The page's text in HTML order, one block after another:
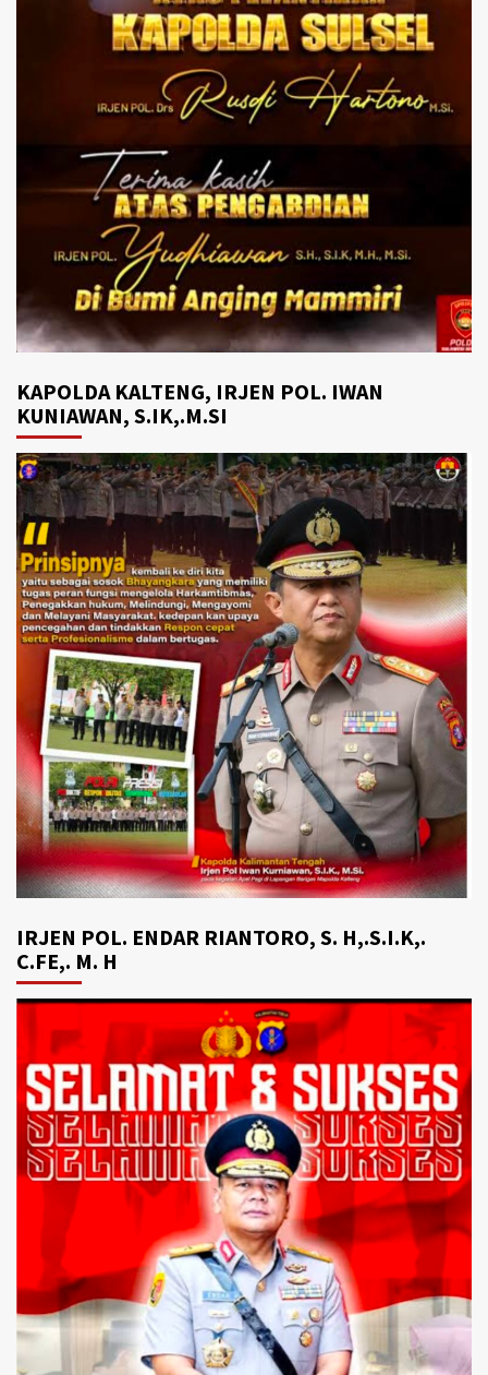
KAPOLDA KALTENG, IRJEN POL. IWAN
KUNIAWAN, S.IK,.M.SI
IRJEN POL. ENDAR RIANTORO, S. H,.S.I.K,.
C.FE,. M. H